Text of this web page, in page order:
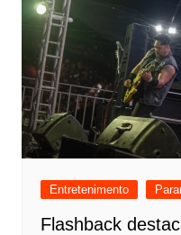
Entretenimento
Flashback